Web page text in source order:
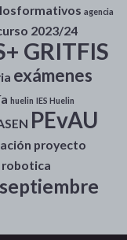
agencia
2023/24
GRITFIS
exámenes
huelin IES Huelin
PEvAU
proyecto
robotica
septiembre